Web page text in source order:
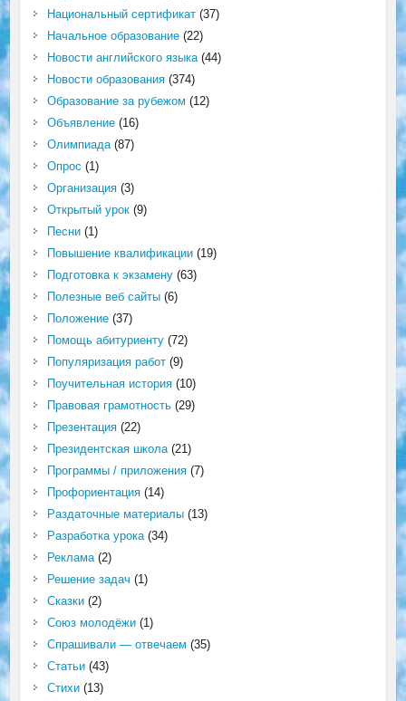
Национальный сертификат(37)
Начальное образование(22)
Новости английского языка(44)
Новости образования(374)
Образование за рубежом (12)
Объявление(16)
Олимпиада(87)
Опрос (1)
Организация(3)
Открытый урок(9)
Песни(1)
Повышение квалификации(19)
Подготовка к экзамену(63)
Полезные веб сайты(6)
Положение(37)
Помощь абитуриенту(72)
Популяризация работ(9)
Поучительная история(10)
Правовая грамотность(29)
Презентация(22)
Президентская школа(21)
Программы / приложения(7)
Профориентация(14)
Раздаточные материалы(13)
Разработка урока(34)
Реклама(2)
Решение задач (1)
Сказки(2)
Союз молодёжи(1)
Спрашивали — отвечаем (35)
Статьи(43)
Стихи(13)